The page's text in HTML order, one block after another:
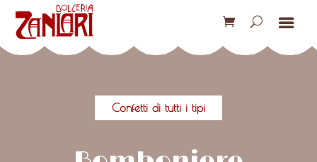
Confetti di tutti i tipi